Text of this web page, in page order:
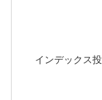
インデックス